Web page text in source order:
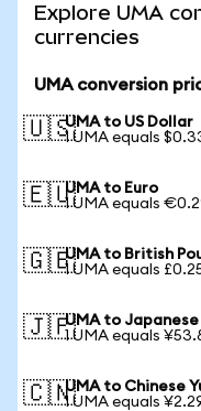
Explore UMA
currencies
UMA conversion
🇺🇸UMA to US Dollar
1 UMA equals
🇪🇺UMA to Euro
1 UMA equals
🇬🇧UMA to British
1 UMA equals
🇯🇵UMA to Japanese
1 UMA equals
🇨🇳UMA to Chinese
1 UMA equals